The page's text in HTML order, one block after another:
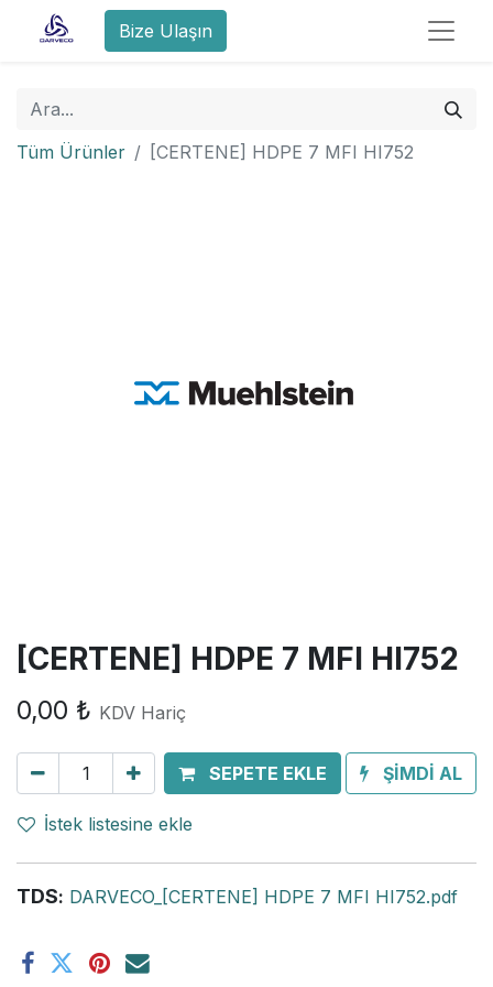
Bize Ulaşın
Tüm Ürünler [CERTENE] HDPE 7 MFI HI752
[CERTENE] HDPE 7 MFI HI752
0,00 ₺ KDV Hariç
SEPETE EKLE ŞİMDİ AL
İstek listesine ekle
TDS: DARVECO_[CERTENE] HDPE 7 MFI HI752.pdf